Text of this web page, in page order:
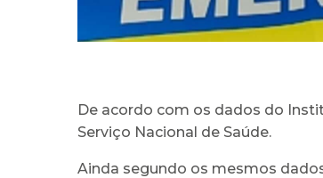
De acordo com os dados do
Serviço Nacional de Saúde.
Ainda segundo os mesmos